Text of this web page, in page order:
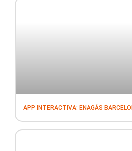
APP INTERACTIVA: ENAGÁS